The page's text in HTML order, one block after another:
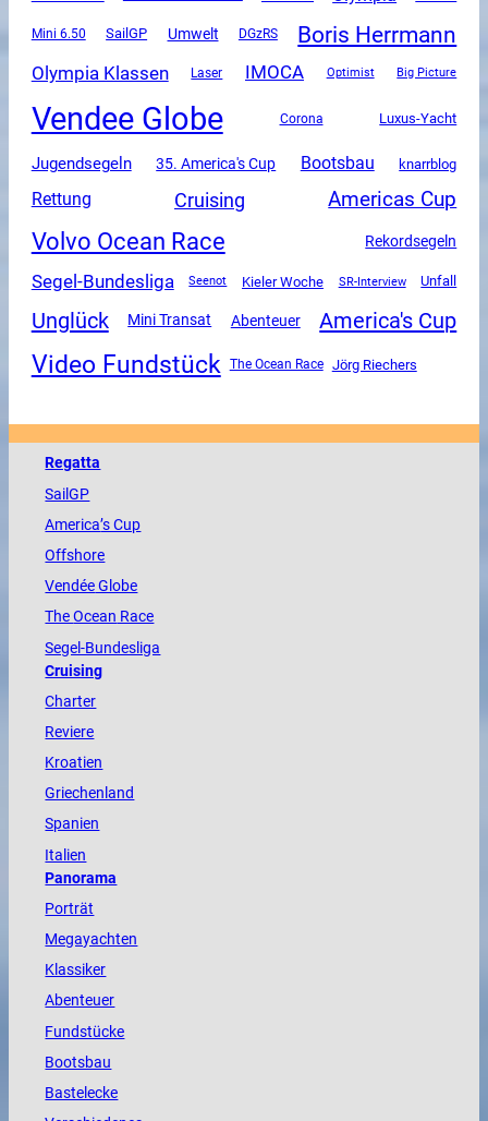
Mini 6.50 SailGP Umwelt DGzRS Boris Herrmann
Olympia Klassen Laser IMOCA Optimist Big Picture
Vendee Globe Corona Luxus-Yacht
Jugendsegeln 35. America's Cup Bootsbau knarrblog
Rettung Cruising Americas Cup
Volvo Ocean Race Rekordsegeln
Segel-Bundesliga Seenot Kieler Woche SR-Interview Unfall
Unglück Mini Transat Abenteuer America's Cup
Video Fundstück The Ocean Race Jörg Riechers
Regatta
SailGP
America’s Cup
Offshore
VendéeGlobe
TheOcean Race
Segel-Bundesliga
Cruising
Charter
Reviere
Kroatien
Griechenland
Spanien
Italien
Panorama
Porträt
Megayachten
Klassiker
Abenteuer
Fundstücke
Bootsbau
Bastelecke